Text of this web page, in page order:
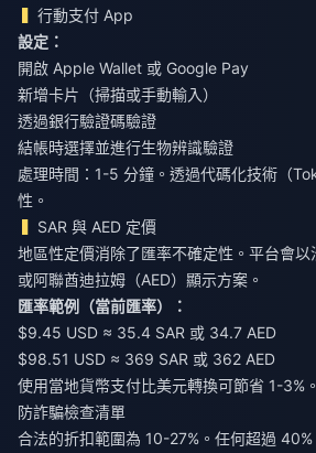
行動支付 App
設定：
開啟 Apple Wallet 或 Google Pay
新增卡片（掃描或手動輸入）
透過銀行驗證碼驗證
結帳時選擇並進行生物辨識驗證
處理時間：1-5 分鐘。透過代碼化技術（
性。
SAR 與 AED 定價
地區性定價消除了匯率不確定性。平台會以
或阿聯酋迪拉姆（AED）顯示方案。
匯率範例（當前匯率）：
$9.45 USD ≈ 35.4 SAR 或 34.7 AED
$98.51 USD ≈ 369 SAR 或 362 AED
使用當地貨幣支付比美元轉換可節省 1-3%。
防詐騙檢查清單
合法的折扣範圍為 10-27%。任何超過